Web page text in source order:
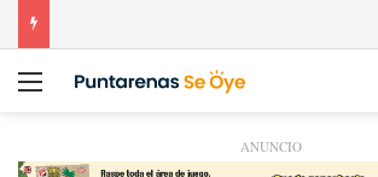
Menú
ANUNCIO